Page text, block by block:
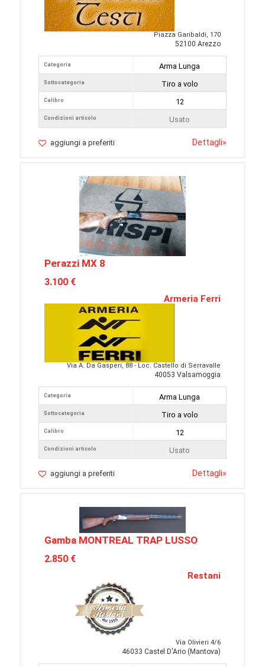
Piazza Garibaldi, 170
52100 Arezzo
Categoria
Sottocategoria
Calibro
Condizioni articolo
Arma Lunga
Tiro a volo
12
Usato
aggiungi a preferiti Dettagli»
Perazzi MX 8
3.100 €
Armeria Ferri
Via A. Da Gasperi, 88 - Loc. Castello di Serravalle
40053 Valsamoggia
Categoria
Sottocategoria
Calibro
Condizioni articolo
Arma Lunga
Tiro a volo
12
Usato
aggiungi a preferiti Dettagli»
Gamba MONTREAL TRAP LUSSO
2.850 €
Restani
Via Olivieri 4/6
46033 Castel D'Ario (Mantova)